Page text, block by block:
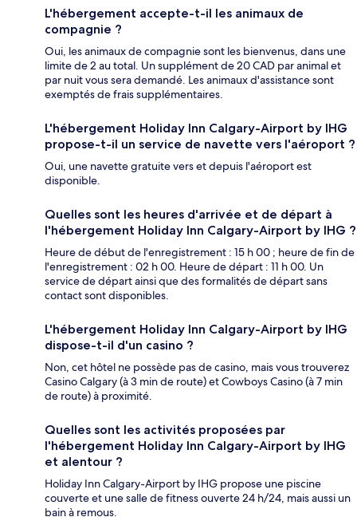
L'hébergement accepte-t-il les animaux de
compagnie ?
Oui, les animaux de compagnie sont les bienvenus, dans une
limite de 2 au total. Un supplément de 20 CAD par animal et
par nuit vous sera demandé. Les animaux d'assistance sont
exemptés de frais supplémentaires.
L'hébergement Holiday Inn Calgary-Airport by IHG
propose-t-il un service de navette vers l'aéroport ?
Oui, une navette gratuite vers et depuis l'aéroport est
disponible.
Quelles sont les heures d'arrivée et de départ à
l'hébergement Holiday Inn Calgary-Airport by IHG ?
Heure de début de l'enregistrement : 15 h 00 ; heure de fin de
l'enregistrement : 02 h 00. Heure de départ : 11 h 00. Un
service de départ ainsi que des formalités de départ sans
contact sont disponibles.
L'hébergement Holiday Inn Calgary-Airport by IHG
dispose-t-il d'un casino ?
Non, cet hôtel ne possède pas de casino, mais vous trouverez
Casino Calgary (à 3 min de route) et Cowboys Casino (à 7 min
de route) à proximité.
Quelles sont les activités proposées par
l'hébergement Holiday Inn Calgary-Airport by IHG
et alentour ?
Holiday Inn Calgary-Airport by IHG propose une piscine
couverte et une salle de fitness ouverte 24 h/24, mais aussi un
bain à remous.